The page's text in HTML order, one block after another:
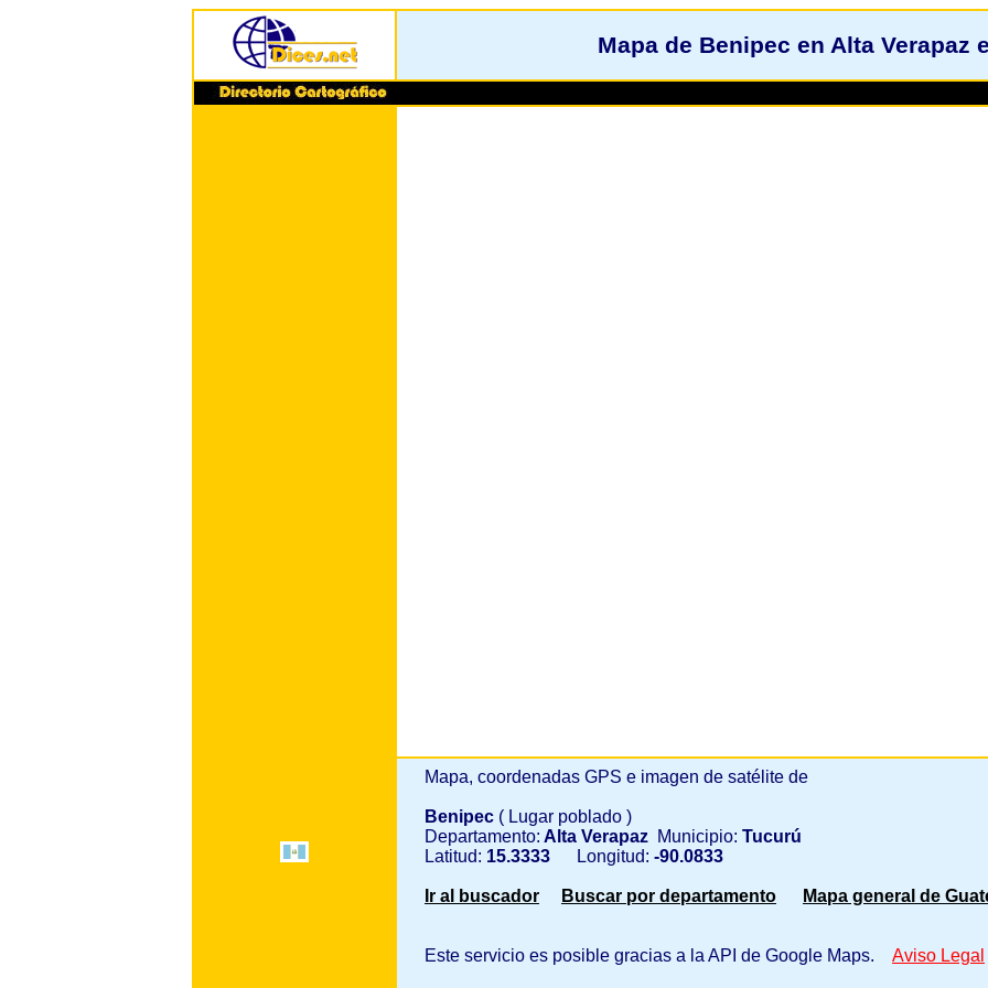
Mapa de Benipec en Alta Verapaz
Mapa, coordenadas GPS e imagen de satélite de
Benipec ( Lugar poblado )
Departamento: Alta Verapaz Municipio: Tucurú
Latitud: 15.3333 Longitud: -90.0833
Ir al buscador Buscar por departamento Mapa general de
Este servicio es posible gracias a la API de Google Maps. Aviso Legal